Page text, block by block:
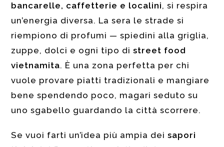
bancarelle, caffetterie e localini, si respira
un’energia diversa. La sera le strade si
riempiono di profumi — spiedini alla griglia,
zuppe, dolci e ogni tipo distreet food
vietnamita. È una zona perfetta per chi
vuole provare piatti tradizionali e mangiare
bene spendendo poco, magari seduto su
uno sgabello guardando la città scorrere.
Se vuoi farti un’idea più ampia deisapori